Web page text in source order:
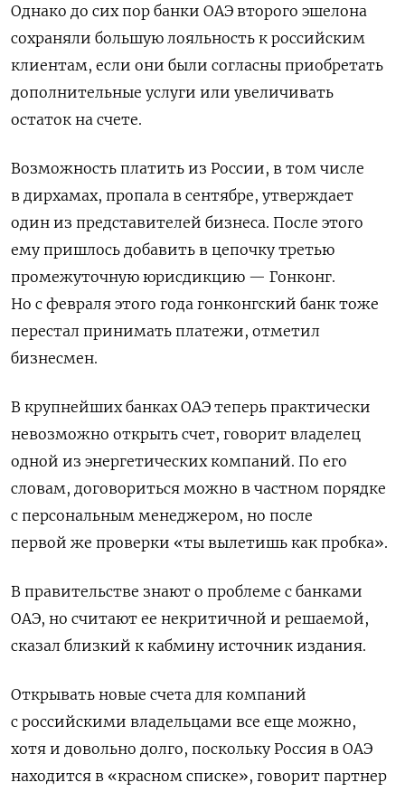
Однако до сих пор банки ОАЭ второго эшелона
сохраняли большую лояльность к российским
клиентам, если они были согласны приобретать
дополнительные услуги или увеличивать
остаток на счете.
Возможность платить из России, в том числе
в дирхамах, пропала в сентябре, утверждает
один из представителей бизнеса. После этого
ему пришлось добавить в цепочку третью
промежуточную юрисдикцию — Гонконг.
Но с февраля этого года гонконгский банк тоже
перестал принимать платежи, отметил
бизнесмен.
В крупнейших банках ОАЭ теперь практически
невозможно открыть счет, говорит владелец
одной из энергетических компаний. По его
словам, договориться можно в частном порядке
с персональным менеджером, но после
первой же проверки «ты вылетишь как пробка».
В правительстве знают о проблеме с банками
ОАЭ, но считают ее некритичной и решаемой,
сказал близкий к кабмину источник издания.
Открывать новые счета для компаний
с российскими владельцами все еще можно,
хотя и довольно долго, поскольку Россия в ОАЭ
находится в «красном списке», говорит партнер